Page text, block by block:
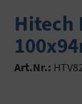
Hitech
Art.Nr.: